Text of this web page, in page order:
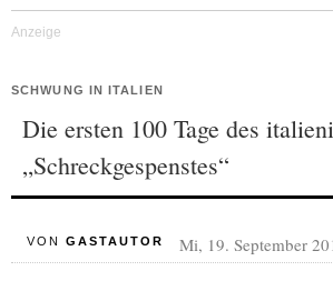
SCHWUNG IN ITALIEN
Die ersten 100 Tage des
„Schreckgespenstes“
VON GASTAUTOR Mi, 19. September